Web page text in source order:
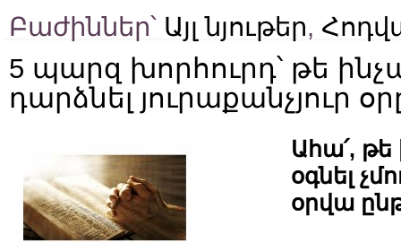
Բաժիններ՝ Այլ նյութեր,
5 պարզ խորհուրդ՝ թե
դարձնել յուրաքանչյուր
Ահա՛, թե
օգնել
օրվա